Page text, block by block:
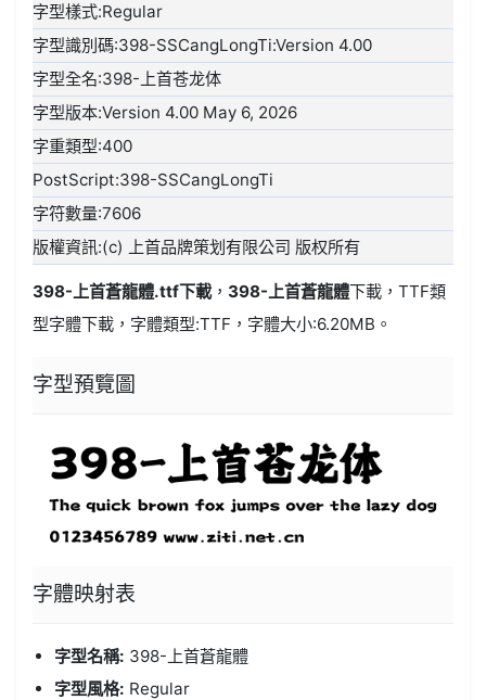
字型樣式:Regular
字型識別碼:398-SSCangLongTi:Version 4.00
字型全名:398-上首苍龙体
字型版本:Version 4.00 May 6, 2026
字重類型:400
PostScript:398-SSCangLongTi
字符數量:7606
版權資訊:(c) 上首品牌策划有限公司 版权所有
398-上首蒼龍體.ttf下載， 398-上首蒼龍體下載，TTF類
型字體下載，字體類型:TTF ，字體大小:6.20MB。
字型預覽圖
字體映射表
字型名稱: 398-上首蒼龍體
字型風格: Regular